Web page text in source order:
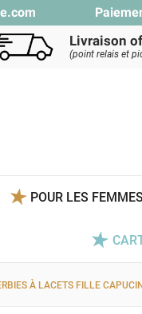
Livraison
(point relais et
POUR LES FEMMES
À LACETS FILLE